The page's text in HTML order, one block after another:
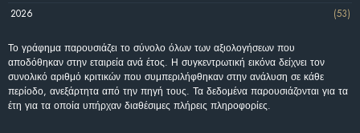
2026
(53)
Το γράφημα παρουσιάζει το σύνολο όλων των αξιολογήσεων που
αποδόθηκαν στην εταιρεία ανά έτος. Η συγκεντρωτική εικόνα δείχνει τον
συνολικό αριθμό κριτικών που συμπεριλήφθηκαν στην ανάλυση σε κάθε
περίοδο, ανεξάρτητα από την πηγή τους. Τα δεδομένα παρουσιάζονται για τα
έτη για τα οποία υπήρχαν διαθέσιμες πλήρεις πληροφορίες.